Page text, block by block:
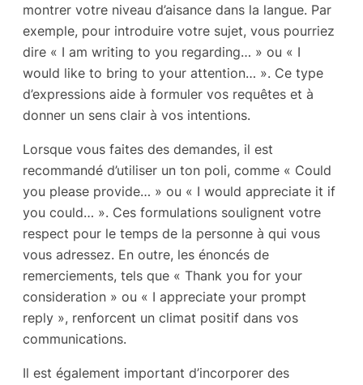
montrer votre niveau d’aisance dans la langue. Par
exemple, pour introduire votre sujet, vous pourriez
dire « I am writing to you regarding… » ou « I
would like to bring to your attention… ». Ce type
d’expressions aide à formuler vos requêtes et à
donner un sens clair à vos intentions.
Lorsque vous faites des demandes, il est
recommandé d’utiliser un ton poli, comme « Could
you please provide… » ou « I would appreciate it if
you could… ». Ces formulations soulignent votre
respect pour le temps de la personne à qui vous
vous adressez. En outre, les énoncés de
remerciements, tels que « Thank you for your
consideration » ou « I appreciate your prompt
reply », renforcent un climat positif dans vos
communications.
Il est également important d’incorporer des